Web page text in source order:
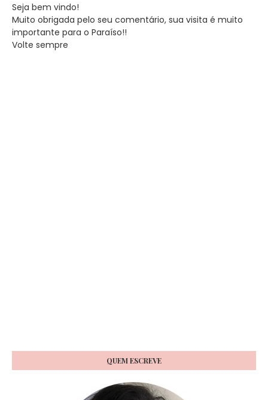
Seja bem vindo!
Muito obrigada pelo seu comentário, sua visita é muito
importante para o Paraíso!!
Volte sempre
QUEM ESCREVE